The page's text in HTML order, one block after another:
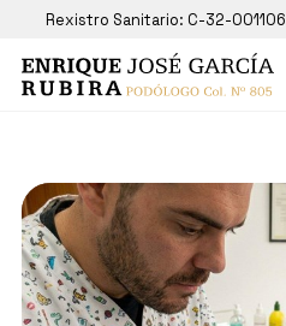
Rexistro Sanitario: C-32-001106